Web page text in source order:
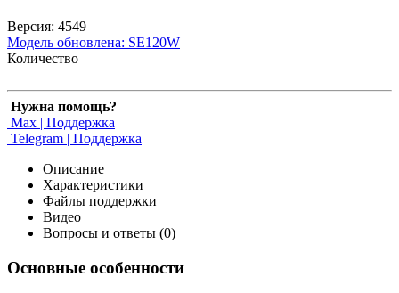
Версия: 4549
Модель обновлена: SE120W
Количество
Нужна помощь?
Max | Поддержка
Telegram | Поддержка
Описание
Характеристики
Файлы поддержки
Видео
Вопросы и ответы (0)
Основные особенности